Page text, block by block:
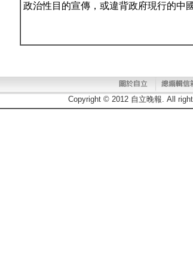
政治性目的宣傳，或違背政府現行的中
Copyright © 2012 自立晚報. All